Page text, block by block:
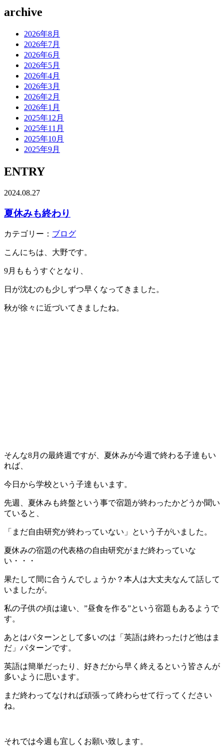
archive
2026年8月
2026年7月
2026年6月
2026年5月
2026年4月
2026年3月
2026年2月
2026年1月
2025年12月
2025年11月
2025年10月
2025年9月
ENTRY
2024.08.27
夏休みも終わり
カテゴリー： ブログ
こんにちは、大野です。
9月ももうすぐとなり、
日が沈むのも少しずつ早くなってきました。
秋が徐々に近づいてきましたね。
そんな8月の最終週ですが、夏休みが今週で終わる子達もい
れば、
今日から学校という子達もいます。
先週、夏休みも終盤という事で宿題が終わったかどうか聞い
ていると、
「まだ自由研究が終わっていない」という子がいました。
夏休みの宿題の代表格の自由研究がまだ終わっていな
い・・・
果たして間に合うんでしょうか？本人は大丈夫なんて話して
いましたが。
私の子供の頃は違い、”昼食を作る”という宿題もあるようで
す。
あとはパターンとして多いのは「英語は終わったけど他はま
だ」パターンです。
英語は簡単だったり、好きだから早く終えるという皆さんが
多いように思います。
まだ終わってなければ頑張って終わらせて行ってください
ね。
それでは今週も宜しくお願い致します。